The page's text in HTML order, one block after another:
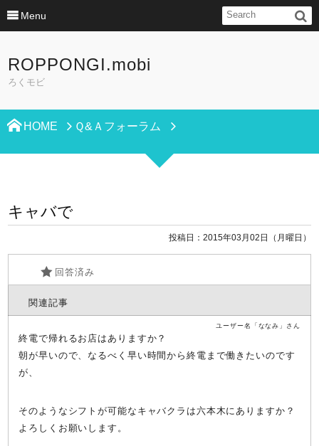
Menu
ROPPONGI.mobi
ろくモビ
HOME Ｑ&Ａフォーラム
キャバで
投稿日：2015年03月02日（月曜日）
回答済み
関連記事
ユーザー名「ななみ」さん
終電で帰れるお店はありますか？
朝が早いので、なるべく早い時間から終電まで働きたいのです
が、
そのようなシフトが可能なキャバクラは六本木にありますか？
よろしくお願いします。